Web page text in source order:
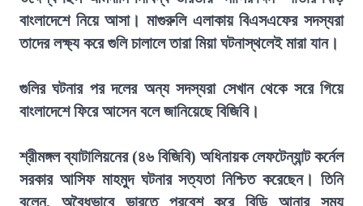
বাংলাদেশে নিয়ে আসা। মাগুরুলি এলাকায় বিএসএফের সদস্যরা
তাদের লক্ষ্য করে গুলি চালালে তারা মিয়া ঘটনাস্থলেই মারা যান।
গুলির ঘটনার পর দলের অন্য সদস্যরা সেখান থেকে সরে গিয়ে
বাংলাদেশে ফিরে আসেন বলে জানিয়েছে বিজিবি।
শ্রীমঙ্গল ব্যাটালিয়নের (৪৬ বিজিবি) অধিনায়ক লেফটেন্যান্ট কর্নেল
সরকার আসিফ মাহমুদ ঘটনার সত্যতা নিশ্চিত করেছেন। তিনি
বলেন, অবৈধভাবে ভারতে প্রবেশ করে বিড়ি আনার সময়